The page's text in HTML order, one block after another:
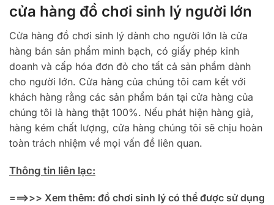
cửa hàng đồ chơi sinh lý người lớn
Cửa hàng đồ chơi sinh lý dành cho người lớn là cửa
hàng bán sản phẩm minh bạch, có giấy phép kinh
doanh và cấp hóa đơn đỏ cho tất cả sản phẩm dành
cho người lớn. Cửa hàng của chúng tôi cam kết với
khách hàng rằng các sản phẩm bán tại cửa hàng của
chúng tôi là hàng thật 100%. Nếu phát hiện hàng giả,
hàng kém chất lượng, cửa hàng chúng tôi sẽ chịu hoàn
toàn trách nhiệm về mọi vấn đề liên quan.
Thông tin liên lạc:
===>>> Xem thêm: đồ chơi sinh lý có thể được sử dụng